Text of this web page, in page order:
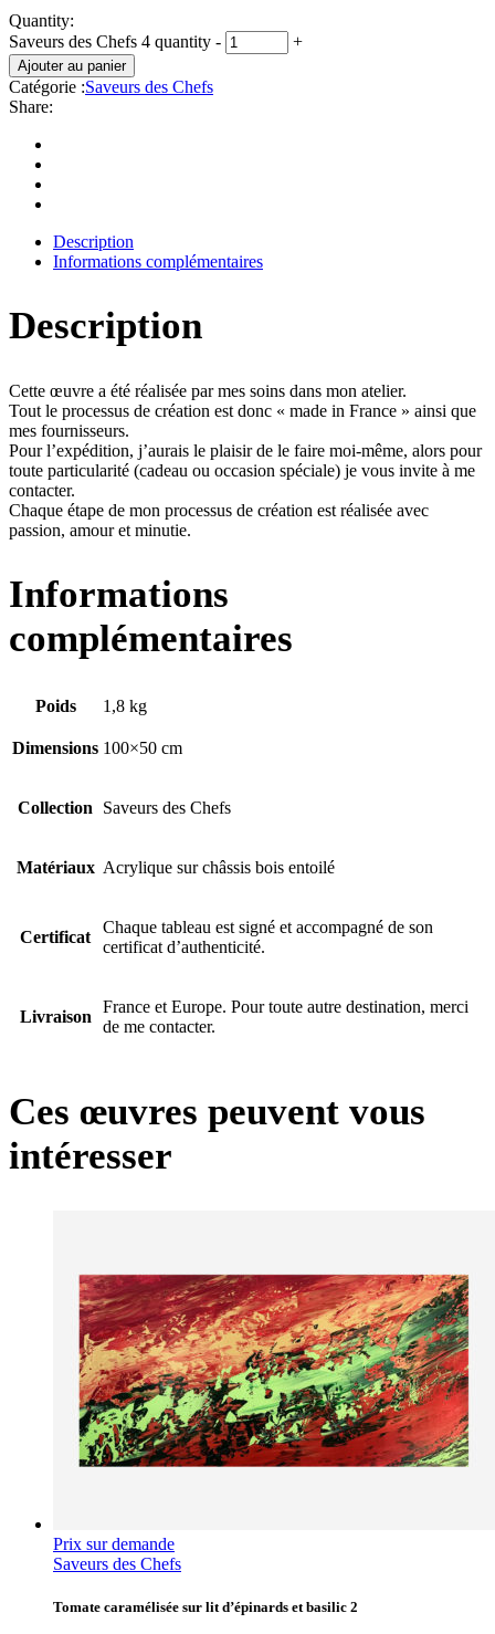
Quantity:
Saveurs des Chefs 4 quantity - +
Ajouter au panier
Catégorie :Saveurs des Chefs
Share:
Description
Informations complémentaires
Description
Cette œuvre a été réalisée par mes soins dans mon atelier.
Tout le processus de création est donc « made in France » ainsi que
mes fournisseurs.
Pour l’expédition, j’aurais le plaisir de le faire moi-même, alors pour
toute particularité (cadeau ou occasion spéciale) je vous invite à me
contacter.
Chaque étape de mon processus de création est réalisée avec
passion, amour et minutie.
Informations
complémentaires
Poids 1,8 kg
Dimensions 100×50 cm
Collection Saveurs des Chefs
Matériaux Acrylique sur châssis bois entoilé
Certificat
Chaque tableau est signé et accompagné de son
certificat d’authenticité.
Livraison
France et Europe. Pour toute autre destination, merci
de me contacter.
Ces œuvres peuvent vous
intéresser
Prix sur demande
Saveurs des Chefs
Tomate caramélisée sur lit d’épinards et basilic 2